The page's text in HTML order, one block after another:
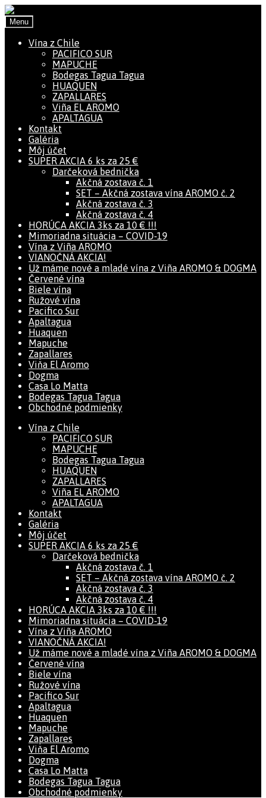
Menu
Vína z Chile
PACIFICO SUR
MAPUCHE
Bodegas Tagua Tagua
HUAQUEN
ZAPALLARES
Viña EL AROMO
APALTAGUA
Kontakt
Galéria
Môj účet
SUPER AKCIA 6 ks za 25 €
Darčeková bednička
Akčná zostava č. 1
SET – Akčná zostava vína AROMO č. 2
Akčná zostava č. 3
Akčná zostava č. 4
HORÚCA AKCIA 3ks za 10 € !!!
Mimoriadna situácia – COVID-19
Vína z Viña AROMO
VIANOČNÁ AKCIA!
Už máme nové a mladé vína z Viña AROMO & DOGMA
Červené vína
Biele vína
Ružové vína
Pacifico Sur
Apaltagua
Huaquen
Mapuche
Zapallares
Viňa El Aromo
Dogma
Casa Lo Matta
Bodegas Tagua Tagua
Obchodné podmienky
Vína z Chile
PACIFICO SUR
MAPUCHE
Bodegas Tagua Tagua
HUAQUEN
ZAPALLARES
Viña EL AROMO
APALTAGUA
Kontakt
Galéria
Môj účet
SUPER AKCIA 6 ks za 25 €
Darčeková bednička
Akčná zostava č. 1
SET – Akčná zostava vína AROMO č. 2
Akčná zostava č. 3
Akčná zostava č. 4
HORÚCA AKCIA 3ks za 10 € !!!
Mimoriadna situácia – COVID-19
Vína z Viña AROMO
VIANOČNÁ AKCIA!
Už máme nové a mladé vína z Viña AROMO & DOGMA
Červené vína
Biele vína
Ružové vína
Pacifico Sur
Apaltagua
Huaquen
Mapuche
Zapallares
Viňa El Aromo
Dogma
Casa Lo Matta
Bodegas Tagua Tagua
Obchodné podmienky